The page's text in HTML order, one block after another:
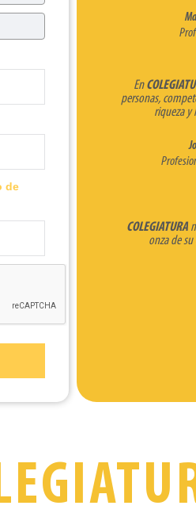
de
En
personas,
riqueza y
COLEGIATURA
onza de